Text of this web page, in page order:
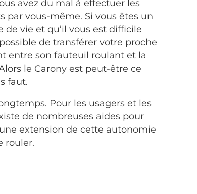
avez du mal à effectuer les
par vous-même. Si vous êtes un
de vie et qu’il vous est difficile
de transférer votre proche
entre son fauteuil roulant et la
le Carony est peut-être ce
faut.
Pour les usagers et les
de nombreuses aides pour
extension de cette autonomie
rouler.